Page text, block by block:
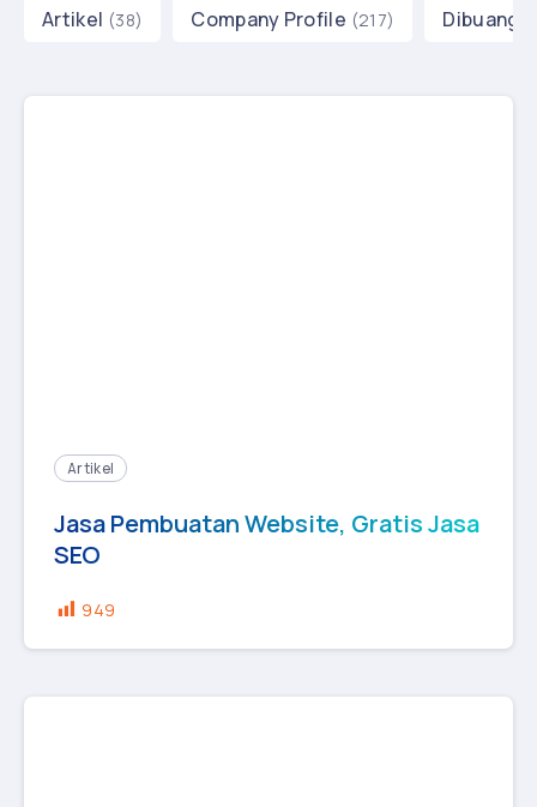
Artikel (38) Company Profile (217) Dibuang
Artikel
Jasa Pembuatan Website, Gratis Jasa
SEO
949